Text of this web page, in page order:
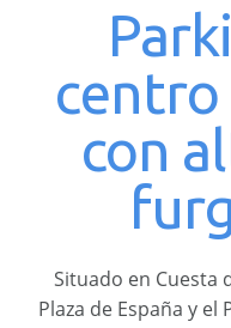
centro
con
Situado en Cuesta
Plaza de España y el